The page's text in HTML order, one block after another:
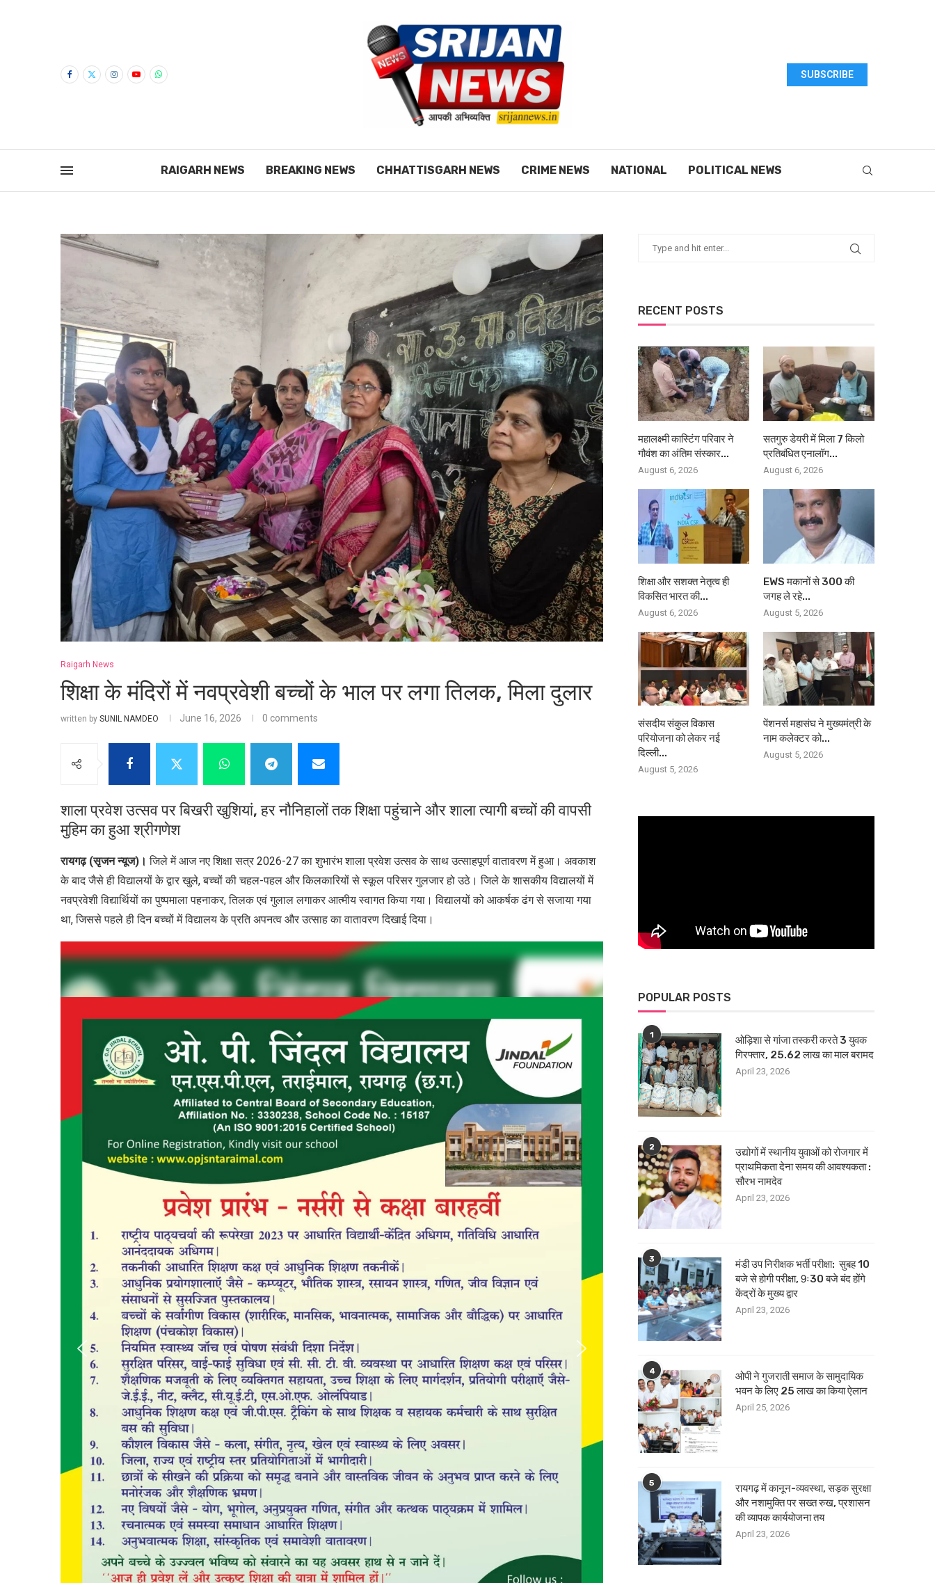
SUBSCRIBE
RAIGARH NEWS BREAKING NEWS CHHATTISGARH NEWS CRIME NEWS NATIONAL POLITICAL NEWS
Raigarh News
शिक्षा के मंदिरों में नवप्रवेशी बच्चों के भाल पर लगा तिलक, मिला दुलार
written by SUNIL NAMDEO June 16, 2026 0 comments
शाला प्रवेश उत्सव पर बिखरी खुशियां, हर नौनिहालों तक शिक्षा पहुंचाने और शाला त्यागी बच्चों की वापसी
मुहिम का हुआ श्रीगणेश
रायगढ़ (सृजन न्यूज)। जिले में आज नए शिक्षा सत्र 2026-27 का शुभारंभ शाला प्रवेश उत्सव के साथ उत्साहपूर्ण वातावरण में हुआ। अवकाश
के बाद जैसे ही विद्यालयों के द्वार खुले, बच्चों की चहल-पहल और किलकारियों से स्कूल परिसर गुलजार हो उठे। जिले के शासकीय विद्यालयों में
नवप्रवेशी विद्यार्थियों का पुष्पमाला पहनाकर, तिलक एवं गुलाल लगाकर आत्मीय स्वागत किया गया। विद्यालयों को आकर्षक ढंग से सजाया गया
था, जिससे पहले ही दिन बच्चों में विद्यालय के प्रति अपनत्व और उत्साह का वातावरण दिखाई दिया।
RECENT POSTS
महालक्ष्मी कास्टिंग परिवार ने
गौवंश का अंतिम संस्कार...
August 6, 2026
सतगुरु डेयरी में मिला 7 किलो
प्रतिबंधित एनालॉग...
August 6, 2026
शिक्षा और सशक्त नेतृत्व ही
विकसित भारत की...
August 6, 2026
EWS मकानों से 300 की
जगह ले रहे...
August 5, 2026
संसदीय संकुल विकास
परियोजना को लेकर नई
दिल्ली...
August 5, 2026
पेंशनर्स महासंघ ने मुख्यमंत्री के
नाम कलेक्टर को...
August 5, 2026
POPULAR POSTS
1
ओड़िशा से गांजा तस्करी करते 3 युवक
गिरफ्तार, 25.62 लाख का माल बरामद
April 23, 2026
2
उद्योगों में स्थानीय युवाओं को रोजगार में
प्राथमिकता देना समय की आवश्यकता :
सौरभ नामदेव
April 23, 2026
3
मंडी उप निरीक्षक भर्ती परीक्षा: सुबह 10
बजे से होगी परीक्षा, 9ः30 बजे बंद होंगे
केंद्रों के मुख्य द्वार
April 23, 2026
4
ओपी ने गुजराती समाज के सामुदायिक
भवन के लिए 25 लाख का किया ऐलान
April 25, 2026
5
रायगढ़ में कानून-व्यवस्था, सड़क सुरक्षा
और नशामुक्ति पर सख्त रुख, प्रशासन
की व्यापक कार्ययोजना तय
April 23, 2026